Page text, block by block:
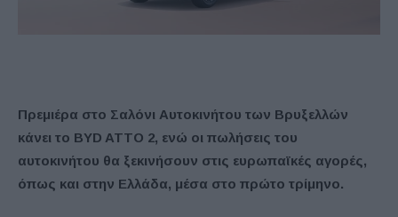
Πρεμιέρα στο Σαλόνι Αυτοκινήτου των Βρυξελλών
κάνει το BYD ATTO 2, ενώ οι πωλήσεις του
αυτοκινήτου θα ξεκινήσουν στις ευρωπαϊκές αγορές,
όπως και στην Ελλάδα, μέσα στο πρώτο τρίμηνο.